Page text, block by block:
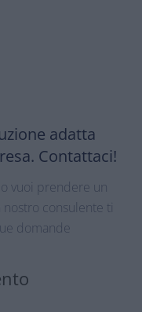
adatta
Contattaci!
vuoi prendere un
consulente ti
domande